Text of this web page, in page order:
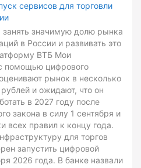
сервисов для торговли
значимую долю рынка
в России и развивать это
ВТБ Мои
помощью цифрового
рынок в несколько
и ожидают, что он
в 2027 году после
закона в силу 1 сентября и
всех правил к концу года.
для торгов
запустить цифровой
2026 года. В банке назвали